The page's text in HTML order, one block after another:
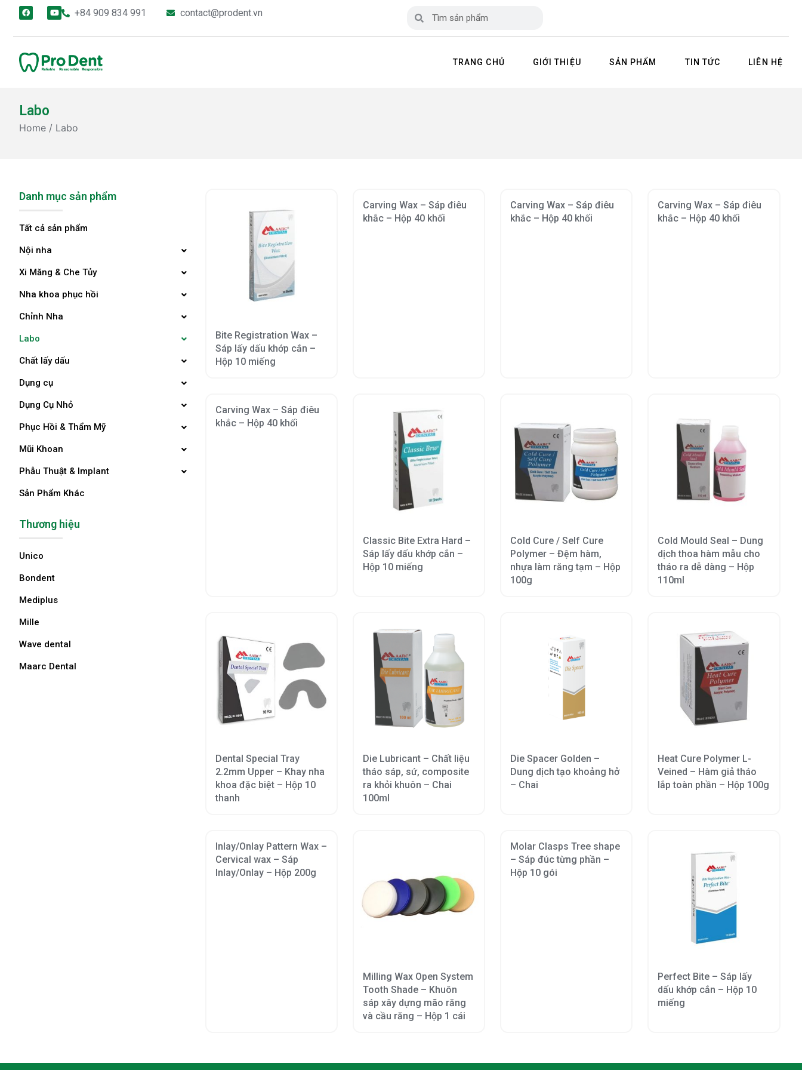
+84 909 834 991 contact@prodent.vn
TRANG CHỦ GIỚI THIỆU SẢN PHẨM TIN TỨC LIÊN HỆ
Labo
Home / Labo
Danh mục sản phẩm
Tất cả sản phẩm
Nội nha
Xi Măng & Che Tủy
Nha khoa phục hồi
Chỉnh Nha
Labo
Chất lấy dấu
Dụng cụ
Dụng Cụ Nhỏ
Phục Hồi & Thẩm Mỹ
Mũi Khoan
Phẫu Thuật & Implant
Sản Phẩm Khác
Thương hiệu
Unico
Bondent
Mediplus
Mille
Wave dental
Maarc Dental
Bite Registration Wax –
Sáp lấy dấu khớp cắn –
Hộp 10 miếng
Carving Wax – Sáp điêu
khắc – Hộp 40 khối
Carving Wax – Sáp điêu
khắc – Hộp 40 khối
Carving Wax – Sáp điêu
khắc – Hộp 40 khối
Carving Wax – Sáp điêu
khắc – Hộp 40 khối
Classic Bite Extra Hard –
Sáp lấy dấu khớp cắn –
Hộp 10 miếng
Cold Cure / Self Cure
Polymer – Đệm hàm,
nhựa làm răng tạm – Hộp
100g
Cold Mould Seal – Dung
dịch thoa hàm mẫu cho
tháo ra dễ dàng – Hộp
110ml
Dental Special Tray
2.2mm Upper – Khay nha
khoa đặc biệt – Hộp 10
thanh
Die Lubricant – Chất liệu
tháo sáp, sứ, composite
ra khỏi khuôn – Chai
100ml
Die Spacer Golden –
Dung dịch tạo khoảng hở
– Chai
Heat Cure Polymer L-
Veined – Hàm giả tháo
lắp toàn phần – Hộp 100g
Inlay/Onlay Pattern Wax –
Cervical wax – Sáp
Inlay/Onlay – Hộp 200g
Milling Wax Open System
Tooth Shade – Khuôn
sáp xây dựng mão răng
và cầu răng – Hộp 1 cái
Molar Clasps Tree shape
– Sáp đúc từng phần –
Hộp 10 gói
Perfect Bite – Sáp lấy
dấu khớp cắn – Hộp 10
miếng